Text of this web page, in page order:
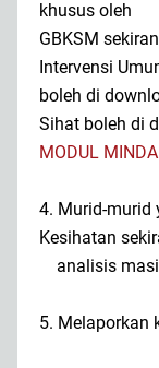
khusus oleh
GBKSM
Intervensi
boleh di
Sihat boleh di
MODUL
4. Murid-murid
Kesihatan
analisis
5. Melaporkan